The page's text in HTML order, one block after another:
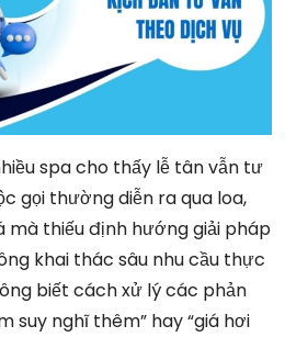
spa cho thấy lễ tân vẫn tư
gọi thường diễn ra qua loa,
mà thiếu định hướng giải pháp
khai thác sâu nhu cầu thực
biết cách xử lý các phản
suy nghĩ thêm” hay “giá hơi